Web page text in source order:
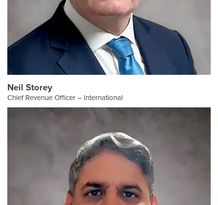
Neil Storey
Chief Revenue Officer – International